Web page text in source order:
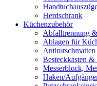
Herdschrank
Küchenzubehör
Abfalltrennung
Ablagen für
Besteckkasten &
Messerblock,
Haken/